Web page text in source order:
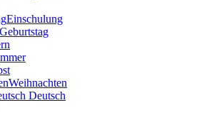
Einschulung
Geburtstag
Weihnachten
Deutsch